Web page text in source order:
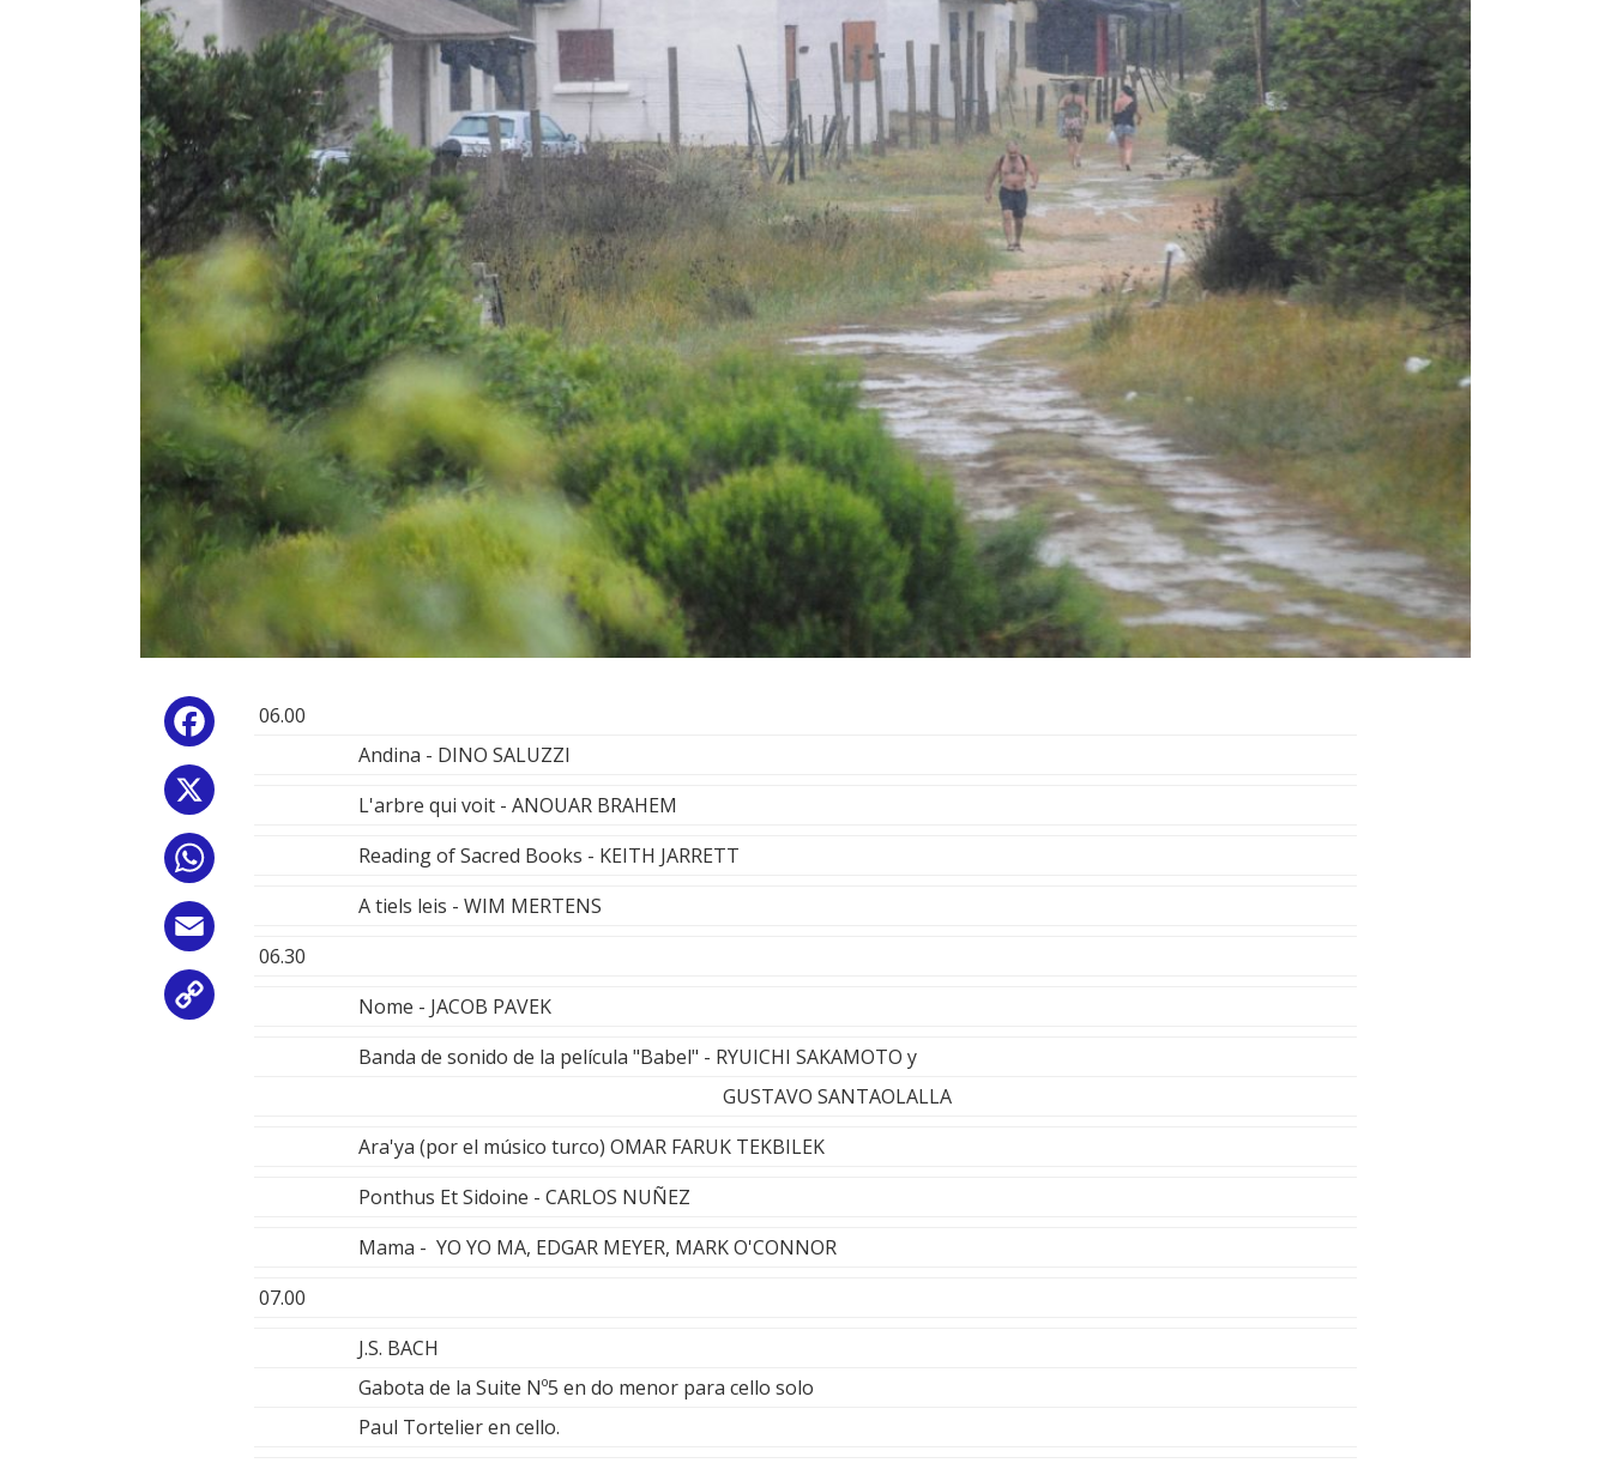
Facebook
06.00
Andina - DINO SALUZZI
L'arbre qui voit - ANOUAR BRAHEM
Reading of Sacred Books - KEITH JARRETT
A tiels leis - WIM MERTENS
06.30
Nome - JACOB PAVEK
Banda de sonido de la película "Babel" - RYUICHI SAKAMOTO y
GUSTAVO SANTAOLALLA
Ara'ya (por el músico turco) OMAR FARUK TEKBILEK
Ponthus Et Sidoine - CARLOS NUÑEZ
Mama - YO YO MA, EDGAR MEYER, MARK O'CONNOR
07.00
J.S. BACH
Gabota de la Suite Nº5 en do menor para cello solo
Paul Tortelier en cello.